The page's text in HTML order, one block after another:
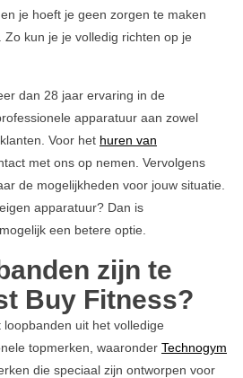
je hoeft je geen zorgen te maken
kun je je volledig richten op je
dan 28 jaar ervaring in de
apparatuur aan zowel
Voor het huren van
met ons op nemen. Vervolgens
de mogelijkheden voor jouw situatie.
apparatuur? Dan is
mogelijk een betere optie.
zijn te
Buy Fitness?
uit het volledige
topmerken, waaronder Technogym
die speciaal zijn ontworpen voor